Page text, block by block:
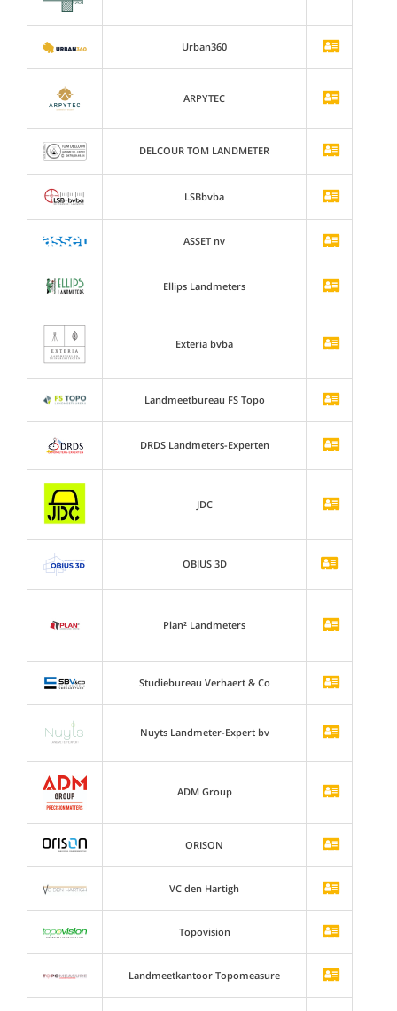
Urban360
ARPYTEC
DELCOUR TOM LANDMETER
LSBbvba
ASSET nv
Ellips Landmeters
Exteria bvba
Landmeetbureau FS Topo
DRDS Landmeters-Experten
JDC
OBIUS 3D
Plan² Landmeters
Studiebureau Verhaert & Co
Nuyts Landmeter-Expert bv
ADM Group
ORISON
VC den Hartigh
Topovision
Landmeetkantoor Topomeasure